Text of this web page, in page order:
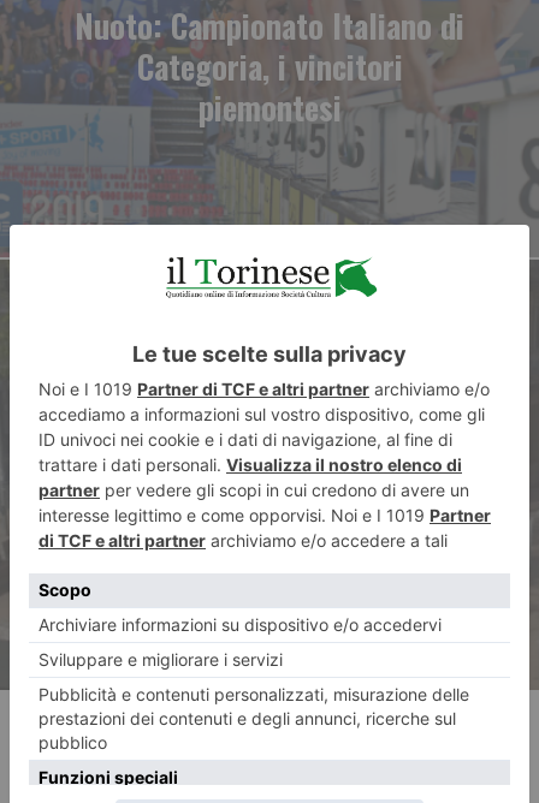
Nuoto: Campionato Italiano di
Categoria, i vincitori
piemontesi
ARTICOLO SUCCESSIVO
Zone a rischio: “Servono
telecamere in Barriera”
RECENTI: